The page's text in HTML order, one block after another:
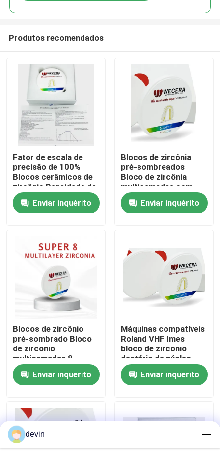
Para casa
Produtos
Espetáculo VR
Sobre nós
Controle de qualidade
Contacte-nos
Notícias
Solicite um orçamento
Produtos recomendados
Fator de escala de
precisão de 100%
Blocos cerâmicos de
zircônio Densidade de
6,0 a 6,3 gramas por
centímetro cúbico
Perfeito para
Enviar inquérito
Blocos de zircônia
pré-sombreados
Bloco de zircônia
multicamadas com
cores A1 D4 e
programa de
sinterização de 1500
Enviar inquérito
Blocos de zircônio
pré-sombrado Bloco
de zircônio
multicamadas 8
camadas Fator de
escalação 100%
Material de
preciso
Enviar inquérito
Máquinas compatíveis
Roland VHF Imes
bloco de zircônio
dentário de núcleo
com resistência à
dobra 900Mpa
adequado para
Enviar inquérito
devin